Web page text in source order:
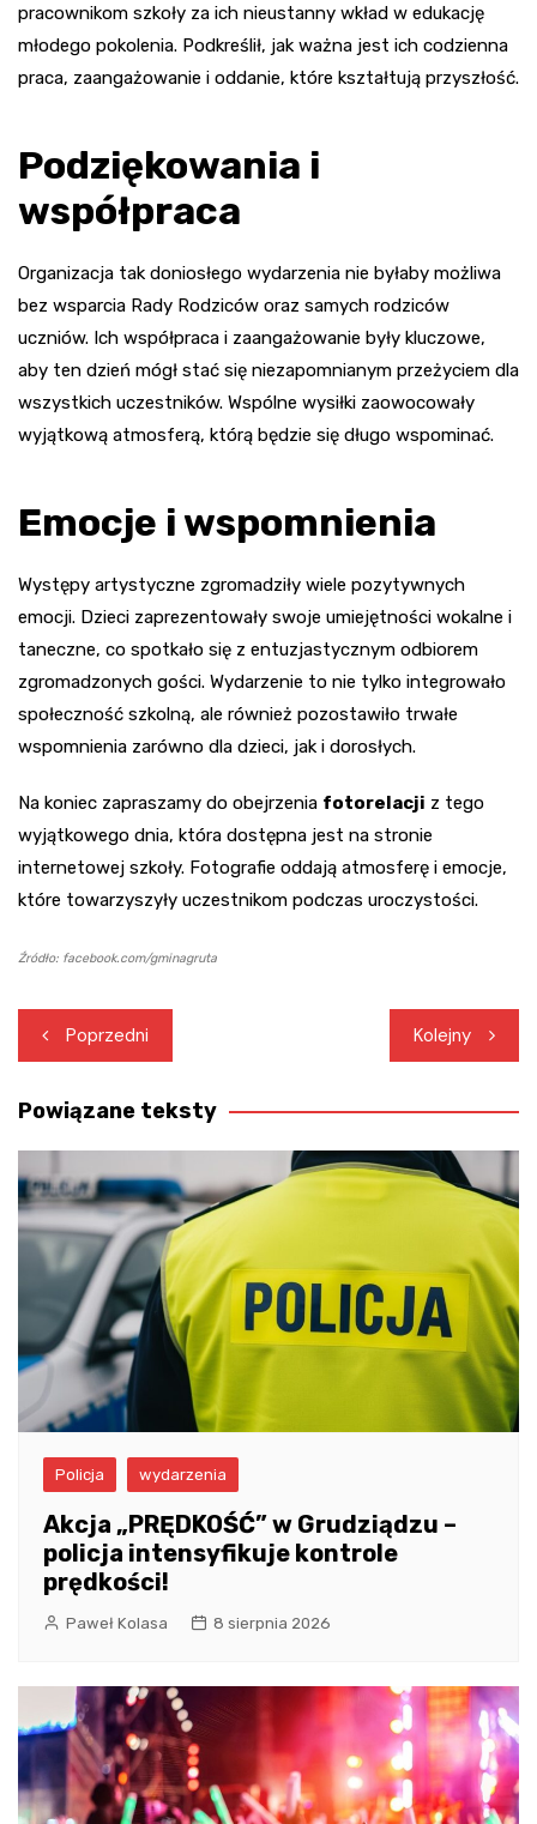
pracownikom szkoły za ich nieustanny wkład w edukację
młodego pokolenia. Podkreślił, jak ważna jest ich codzienna
praca, zaangażowanie i oddanie, które kształtują przyszłość.
Podziękowania i
współpraca
Organizacja tak doniosłego wydarzenia nie byłaby możliwa
bez wsparcia Rady Rodziców oraz samych rodziców
uczniów. Ich współpraca i zaangażowanie były kluczowe,
aby ten dzień mógł stać się niezapomnianym przeżyciem dla
wszystkich uczestników. Wspólne wysiłki zaowocowały
wyjątkową atmosferą, którą będzie się długo wspominać.
Emocje i wspomnienia
Występy artystyczne zgromadziły wiele pozytywnych
emocji. Dzieci zaprezentowały swoje umiejętności wokalne i
taneczne, co spotkało się z entuzjastycznym odbiorem
zgromadzonych gości. Wydarzenie to nie tylko integrowało
społeczność szkolną, ale również pozostawiło trwałe
wspomnienia zarówno dla dzieci, jak i dorosłych.
Na koniec zapraszamy do obejrzenia fotorelacji z tego
wyjątkowego dnia, która dostępna jest na stronie
internetowej szkoły. Fotografie oddają atmosferę i emocje,
które towarzyszyły uczestnikom podczas uroczystości.
Źródło: facebook.com/gminagruta
Nawigacja
wpisu
Poprzedni Kolejny
Powiązane teksty
Policja wydarzenia
Akcja „PRĘDKOŚĆ” w Grudziądzu –
policja intensyfikuje kontrole
prędkości!
Paweł Kolasa 8 sierpnia 2026